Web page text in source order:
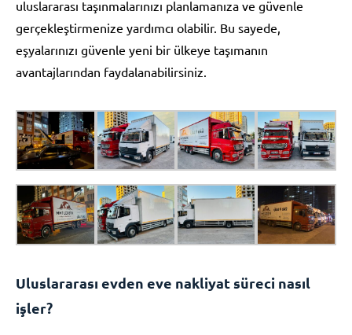
uluslararası taşınmalarınızı planlamanıza ve güvenle
gerçekleştirmenize yardımcı olabilir. Bu sayede,
eşyalarınızı güvenle yeni bir ülkeye taşımanın
avantajlarından faydalanabilirsiniz.
Uluslararası evden eve nakliyat süreci nasıl
işler?